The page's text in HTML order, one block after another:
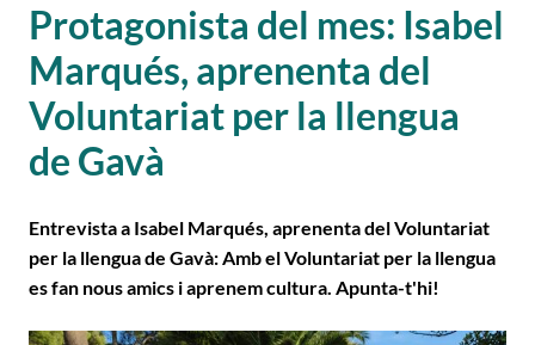
Protagonista del mes: Isabel
Marqués, aprenenta del
Voluntariat per la llengua
de Gavà
Entrevista a Isabel Marqués, aprenenta del Voluntariat
per la llengua de Gavà: Amb el Voluntariat per la llengua
es fan nous amics i aprenem cultura. Apunta-t'hi!